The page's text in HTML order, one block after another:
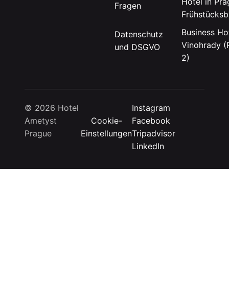
Fragen
Datenschutz
und DSGVO
Business
Vinohrady
2)
© 2026 Hotel
Ametyst
Prague
Cookie-
Einstellungen
Instagram
Facebook
Tripadvisor
LinkedIn